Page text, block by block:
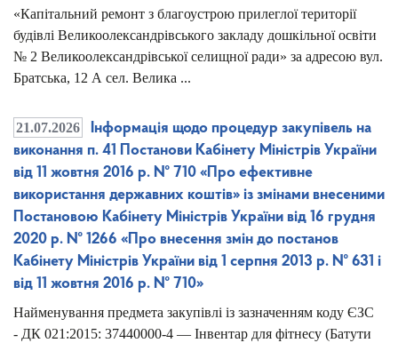
«Капітальний ремонт з благоустрою прилеглої території
будівлі Великоолександрівського закладу дошкільної освіти
№ 2 Великоолександрівської селищної ради» за адресою вул.
Братська, 12 А сел. Велика ...
21.07.2026
Інформація щодо процедур закупівель на
виконання п. 41 Постанови Кабінету Міністрів України
від 11 жовтня 2016 р. № 710 «Про ефективне
використання державних коштів» із змінами внесеними
Постановою Кабінету Міністрів України від 16 грудня
2020 р. № 1266 «Про внесення змін до постанов
Кабінету Міністрів України від 1 серпня 2013 р. № 631 і
від 11 жовтня 2016 р. № 710»
Найменування предмета закупівлі із зазначенням коду ЄЗС
- ДК 021:2015: 37440000-4 — Інвентар для фітнесу (Батути